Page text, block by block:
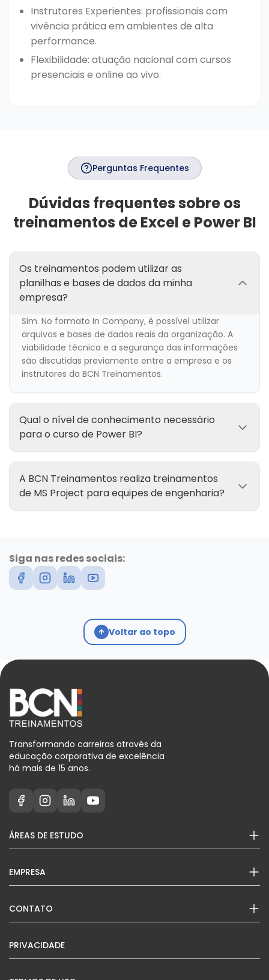
Instrutores Experientes: profissionais com
vivência prática em ambientes de alta
performance.
Flexibilidade: atuação nacional com cursos
presenciais e online ao vivo.
Perguntas Frequentes
Dúvidas frequentes sobre os
treinamentos de Excel e Power BI
Os treinamentos podem utilizar as
planilhas e bases de dados da minha
empresa?
Sim. No formato In Company, é possível utilizar
arquivos e bases de dados reais da organização. A
viabilidade técnica e a segurança das informações
são discutidas previamente entre a empresa e os
instrutores da BCN Treinamentos.
Qual o nível de conhecimento necessário
para o curso de Power BI?
A BCN Treinamentos realiza treinamentos
de MS Project para equipes de engenharia?
Siga nas redes sociais:
Voltar ao topo
Transformando carreiras através da
educação corporativa de excelência
há mais de 15 anos.
ÁREAS DE ESTUDO
EMPRESA
CONTATO
PRIVACIDADE